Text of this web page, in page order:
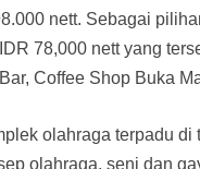
nett. Sebagai
78,000 nett yang
Coffee Shop Buka
olahraga terpadu di
olahraga, seni dan